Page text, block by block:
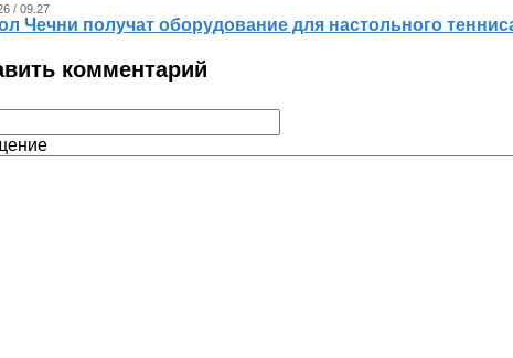
/ 09.27
Чечни получат оборудование для настольного
комментарий